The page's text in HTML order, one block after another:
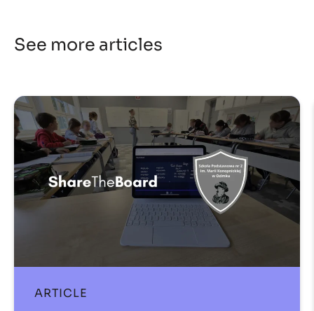
See more articles
ARTICLE